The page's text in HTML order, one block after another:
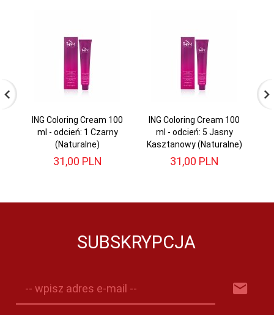
ING Coloring Cream 100
ml - odcień: 1 Czarny
(Naturalne)
31,00 PLN
ING Coloring Cream 100
ml - odcień: 5 Jasny
Kasztanowy (Naturalne)
31,00 PLN
SUBSKRYPCJA
-- wpisz adres e-mail --